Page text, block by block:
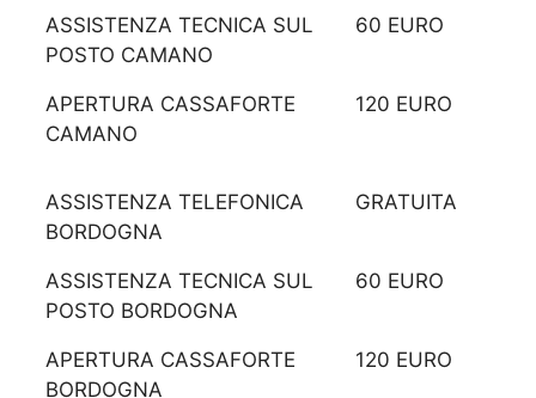
ASSISTENZA TECNICA SUL
POSTO CAMANO
60 EURO
APERTURA CASSAFORTE
CAMANO
120 EURO
ASSISTENZA TELEFONICA
BORDOGNA
GRATUITA
ASSISTENZA TECNICA SUL
POSTO BORDOGNA
60 EURO
APERTURA CASSAFORTE
BORDOGNA
120 EURO